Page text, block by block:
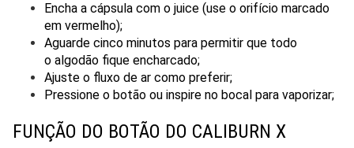
Encha a cápsula com o juice (use o orifício marcado
em vermelho);
Aguarde cinco minutos para permitir que todo
o algodão fique encharcado;
Ajuste o fluxo de ar como preferir;
Pressione o botão ou inspire no bocal para vaporizar;
FUNÇÃO DO BOTÃO DO CALIBURN X